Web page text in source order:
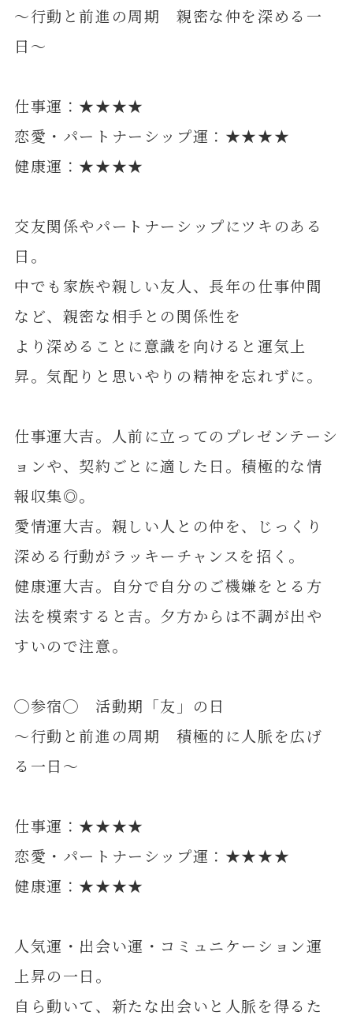
～行動と前進の周期 親密な仲を深める一
日～
仕事運：★★★★
恋愛・パートナーシップ運：★★★★
健康運：★★★★
交友関係やパートナーシップにツキのある
日。
中でも家族や親しい友人、長年の仕事仲間
など、親密な相手との関係性を
より深めることに意識を向けると運気上
昇。気配りと思いやりの精神を忘れずに。
仕事運大吉。人前に立ってのプレゼンテーシ
ョンや、契約ごとに適した日。積極的な情
報収集◎。
愛情運大吉。親しい人との仲を、じっくり
深める行動がラッキーチャンスを招く。
健康運大吉。自分で自分のご機嫌をとる方
法を模索すると吉。夕方からは不調が出や
すいので注意。
◯参宿◯ 活動期「友」の日
～行動と前進の周期 積極的に人脈を広げ
る一日～
仕事運：★★★★
恋愛・パートナーシップ運：★★★★
健康運：★★★★
人気運・出会い運・コミュニケーション運
上昇の一日。
自ら動いて、新たな出会いと人脈を得るた